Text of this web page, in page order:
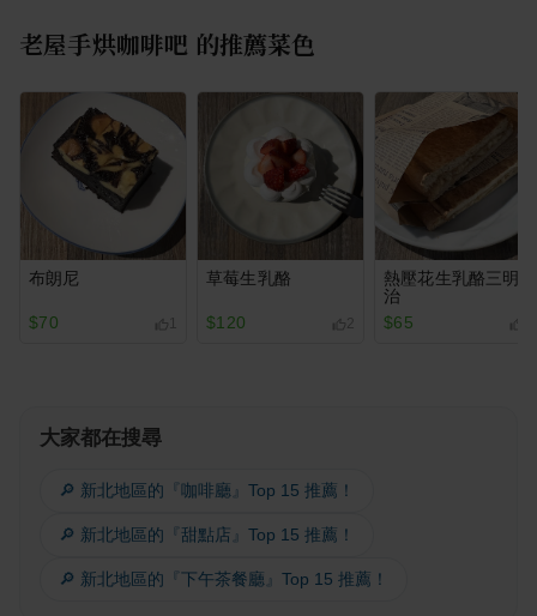
老屋手烘咖啡吧 的推薦菜色
布朗尼
$70
草莓生乳酪
$120 2
熱壓花生乳酪三明
治
$65
大家都在搜尋
🔎 新北地區的『咖啡廳』Top 15 推薦！
🔎 新北地區的『甜點店』Top 15 推薦！
🔎 新北地區的『下午茶餐廳』Top 15 推薦！